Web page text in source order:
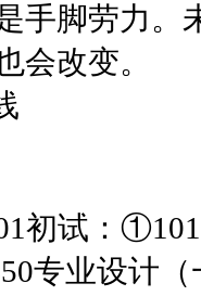
手脚劳力。
会改变。
初试：
专业设计（